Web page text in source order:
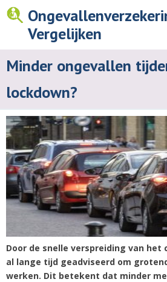
Vergelijken
Minder ongevallen
lockdown?
Door de snelle verspreiding van het
al lange tijd geadviseerd om
werken. Dit betekent dat minder